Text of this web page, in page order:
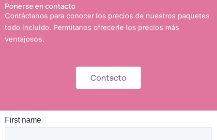
Ponerse en contacto
Contáctanos para conocer los precios de nuestros paquetes
todo incluido. Permítanos ofrecerle los precios más
ventajosos.
Contacto